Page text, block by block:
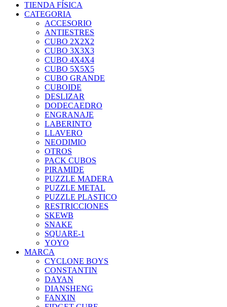
TIENDA FÍSICA
CATEGORIA
ACCESORIO
ANTIESTRES
CUBO 2X2X2
CUBO 3X3X3
CUBO 4X4X4
CUBO 5X5X5
CUBO GRANDE
CUBOIDE
DESLIZAR
DODECAEDRO
ENGRANAJE
LABERINTO
LLAVERO
NEODIMIO
OTROS
PACK CUBOS
PIRAMIDE
PUZZLE MADERA
PUZZLE METAL
PUZZLE PLASTICO
RESTRICCIONES
SKEWB
SNAKE
SQUARE-1
YOYO
MARCA
CYCLONE BOYS
CONSTANTIN
DAYAN
DIANSHENG
FANXIN